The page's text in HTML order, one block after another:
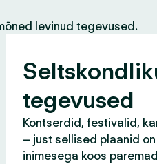
levinud tegevused.
tegevused
Kontserdid, festivalid,
– just sellised plaanid on
inimesega koos